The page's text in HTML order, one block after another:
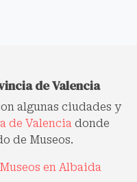
de Valencia
algunas ciudades y
de Valenciadonde
de Museos.
Museos en Albaida